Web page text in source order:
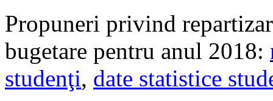
Propuneri privind
bugetare pentru anul 2018:
studenţi, date statistice